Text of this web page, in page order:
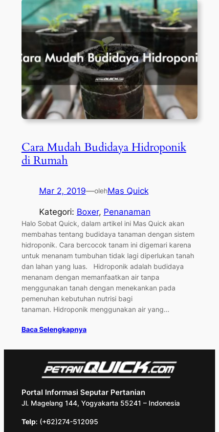
Cara Mudah Budidaya Hidroponik
di Rumah
Mar 2, 2019—olehMas Quick
Kategori: Boxer, Penanaman
Halo Sobat Quick, dalam artikel ini Mas Quick akan
membahas tentang budidaya tanaman dengan sistem
hidroponik. Cara bercocok tanam ini digemari karena
untuk menanam tumbuhan tidak lagi diperlukan tanah
dan lahan yang luas. Hidroponik adalah budidaya
menanam dengan memanfaatkan air tanpa
menggunakan tanah dengan menekankan pada
pemenuhan kebutuhan nutrisi bagi
tanaman. Hidroponik menggunakan air yang…
Baca Selengkapnya
Portal Informasi Seputar Pertanian
Jl. Magelang 144, Yogyakarta 55241 – Indonesia
Telp: (+62)274-512095